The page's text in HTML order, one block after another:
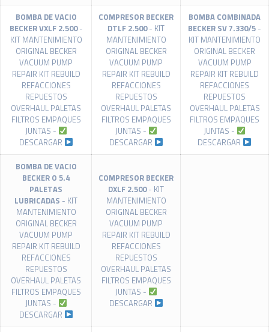
BOMBA DE VACIO
BECKER VXLF 2.500-
KIT MANTENIMIENTO
ORIGINAL BECKER
VACUUM PUMP
REPAIR KIT REBUILD
REFACCIONES
REPUESTOS
OVERHAUL PALETAS
FILTROS EMPAQUES
JUNTAS -
DESCARGAR
COMPRESOR BECKER
DTLF 2.500- KIT
MANTENIMIENTO
ORIGINAL BECKER
VACUUM PUMP
REPAIR KIT REBUILD
REFACCIONES
REPUESTOS
OVERHAUL PALETAS
FILTROS EMPAQUES
JUNTAS -
DESCARGAR
BOMBA COMBINADA
BECKER SV 7.330/5 -
KIT MANTENIMIENTO
ORIGINAL BECKER
VACUUM PUMP
REPAIR KIT REBUILD
REFACCIONES
REPUESTOS
OVERHAUL PALETAS
FILTROS EMPAQUES
JUNTAS -
DESCARGAR
BOMBA DE VACIO
BECKER O 5.4
PALETAS
LUBRICADAS - KIT
MANTENIMIENTO
ORIGINAL BECKER
VACUUM PUMP
REPAIR KIT REBUILD
REFACCIONES
REPUESTOS
OVERHAUL PALETAS
FILTROS EMPAQUES
JUNTAS -
DESCARGAR
COMPRESOR BECKER
DXLF 2.500- KIT
MANTENIMIENTO
ORIGINAL BECKER
VACUUM PUMP
REPAIR KIT REBUILD
REFACCIONES
REPUESTOS
OVERHAUL PALETAS
FILTROS EMPAQUES
JUNTAS -
DESCARGAR